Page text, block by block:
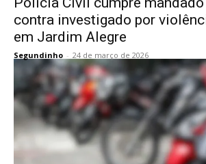
contra investigado por
em Jardim Alegre
Segundinho - 24 de março de 2026